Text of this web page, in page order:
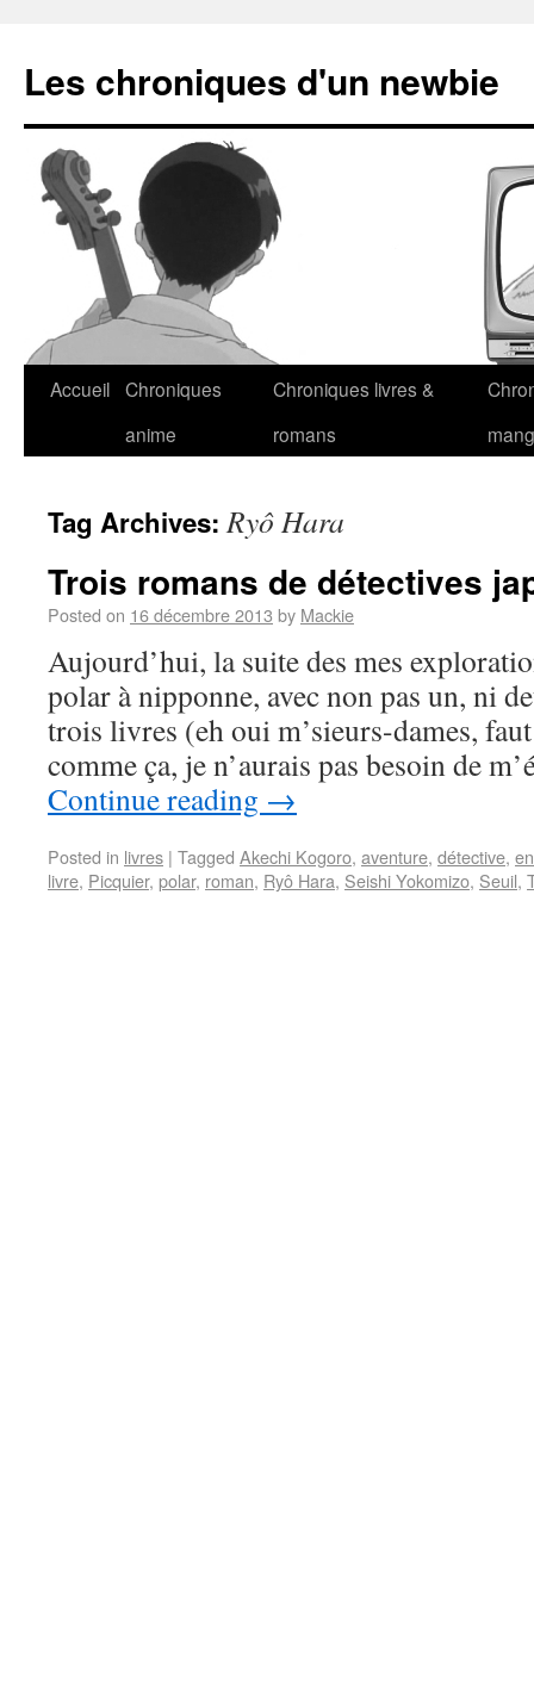
Les chroniques d'un newbie
Accueil Chroniques
anime
Chroniques livres &
romans
Tag Archives:Ryô Hara
Trois romans de détectives
Posted on 16 décembre 2013 by Mackie
Aujourd’hui, la suite des mes
polar à nipponne, avec non pas un, ni
trois livres (eh oui m’sieurs-dames,
comme ça, je n’aurais pas besoin de
Continue reading →
Posted in livres | Tagged Akechi Kogoro, aventure, détective,
livre, Picquier, polar, roman, Ryô Hara, Seishi Yokomizo, Seuil,